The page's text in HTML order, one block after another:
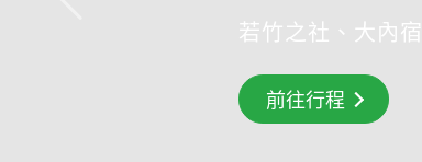
前往行程
前往行程
若竹之社、大內
前往行程
搶先GO